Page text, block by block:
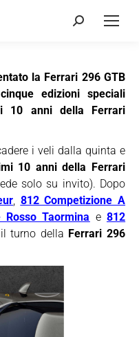
Cerca:
la Ferrari 296 GTB
edizioni speciali
10 anni della Ferrari
i veli dalla quinta e
10 anni della Ferrari
solo su invito). Dopo
, 812 Competizione A
Rosso Taormina e812
turno della Ferrari 296